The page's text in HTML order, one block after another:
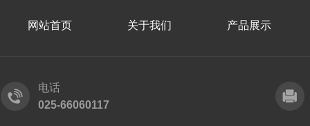
网站首页 关于我们 产品展示
电话
025-66060117